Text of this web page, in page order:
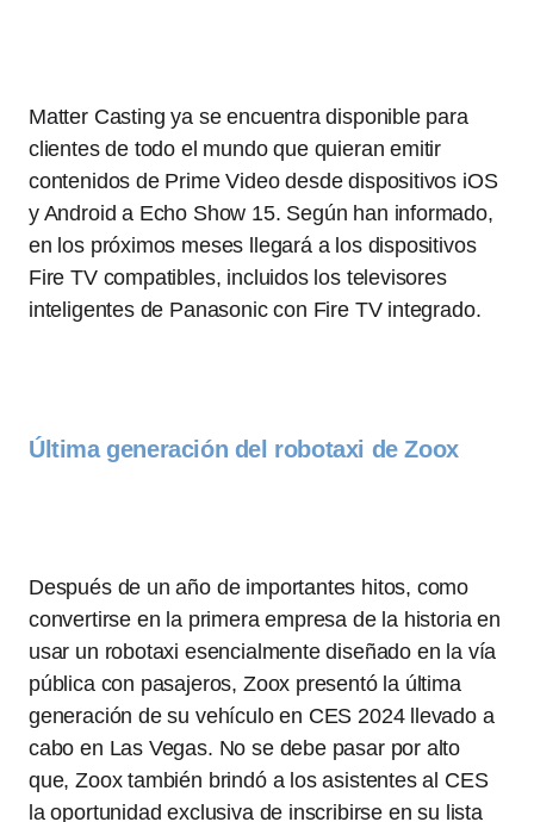
Matter Casting ya se encuentra disponible para
clientes de todo el mundo que quieran emitir
contenidos de Prime Video desde dispositivos iOS
y Android a Echo Show 15. Según han informado,
en los próximos meses llegará a los dispositivos
Fire TV compatibles, incluidos los televisores
inteligentes de Panasonic con Fire TV integrado.
Última generación del robotaxi de Zoox
Después de un año de importantes hitos, como
convertirse en la primera empresa de la historia en
usar un robotaxi esencialmente diseñado en la vía
pública con pasajeros, Zoox presentó la última
generación de su vehículo en CES 2024 llevado a
cabo en Las Vegas. No se debe pasar por alto
que, Zoox también brindó a los asistentes al CES
la oportunidad exclusiva de inscribirse en su lista